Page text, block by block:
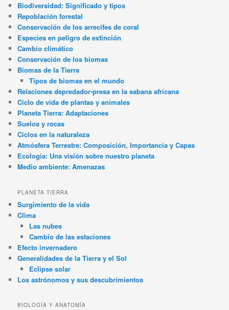
Biodiversidad: Significado y tipos
Repoblación forestal
Conservación de los arrecifes de coral
Especies en peligro de extinción
Cambio climático
Conservación de los biomas
Biomas de la Tierra
Tipos de biomas en el mundo
Relaciones depredador-presa en la sabana africana
Ciclo de vida de plantas y animales
Planeta Tierra: Adaptaciones
Suelos y rocas
Ciclos en la naturaleza
Atmósfera Terrestre: Composición, Importancia y Capas
Ecología: Una visión sobre nuestro planeta
Medio ambiente: Amenazas
PLANETA TIERRA
Surgimiento de la vida
Clima
Las nubes
Cambio de las estaciones
Efecto invernadero
Generalidades de la Tierra y el Sol
Eclipse solar
Los astrónomos y sus descubrimientos
BIOLOGÍA Y ANATOMÍA